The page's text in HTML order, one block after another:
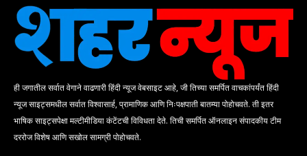
ही जगातील सर्वात वेगाने वाढणारी हिंदी न्यूज वेबसाइट आहे, जी तिच्या समर्पित वाचकांपर्यंत हिंदी
न्यूज साइट्समधील सर्वात विश्वासार्ह, प्रामाणिक आणि निःपक्षपाती बातम्या पोहोचवते. ती इतर
भाषिक साइट्सपेक्षा मल्टीमीडिया कंटेंटची विविधता देते. तिची समर्पित ऑनलाइन संपादकीय टीम
दररोज विशेष आणि सखोल सामग्री पोहोचवते.